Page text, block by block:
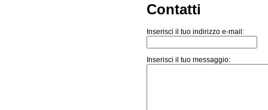
Contatti
Inserisci il tuo indirizzo e-mail:
Inserisci il tuo messaggio: